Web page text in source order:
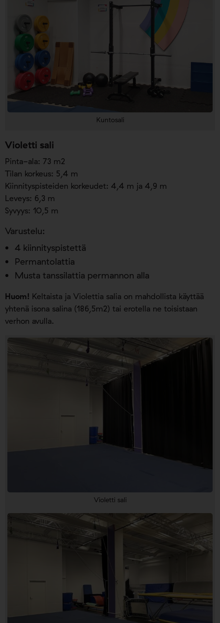
Kuntosali
Violetti sali
Pinta-ala: 73 m2
Tilan korkeus: 5,4 m
Kiinnityspisteiden korkeudet: 4,4 m ja 4,9 m
Leveys: 6,3 m
Syvyys: 10,5 m
Varustelu:
4 kiinnityspistettä
Permantolattia
Musta tanssilattia permannon alla
Huom! Keltaista ja Violettia salia on mahdollista käyttää
yhtenä isona salina (186,5m2) tai erotella ne toisistaan
verhon avulla.
Violetti sali